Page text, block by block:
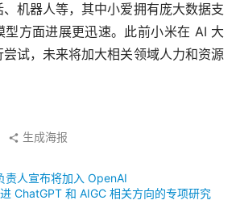
机器人等，其中小爱拥有庞大数据支
型方面进展更迅速。此前小米在 AI 大
试，未来将加大相关领域人力和资源
生成海报
责人宣布将加入 OpenAI
ChatGPT 和 AIGC 相关方向的专项研究